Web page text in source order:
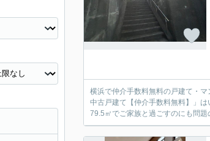
横浜で仲介手数料無料の戸建て・
中古戸建て【仲介手数料無料】」
79.5㎡でご家族と過ごすのにも問